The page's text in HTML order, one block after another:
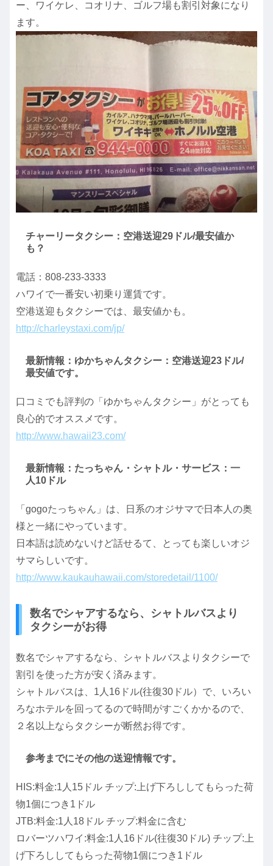
ー、ワイケレ、コオリナ、ゴルフ場も割引対象になり
ます。
チャーリータクシー：空港送迎29ドル/最安値か
も？
電話：808-233-3333
ハワイで一番安い初乗り運賃です。
空港送迎もタクシーでは、最安値かも。
http://charleystaxi.com/jp/
最新情報：ゆかちゃんタクシー：空港送迎23ドル/
最安値です。
口コミでも評判の「ゆかちゃんタクシー」がとっても
良心的でオススメです。
http://www.hawaii23.com/
最新情報：たっちゃん・シャトル・サービス：一
人10ドル
「gogoたっちゃん」は、日系のオジサマで日本人の奥
様と一緒にやっています。
日本語は読めないけど話せるて、とっても楽しいオジ
サマらしいです。
http://www.kaukauhawaii.com/storedetail/1100/
数名でシャアするなら、シャトルバスより
タクシーがお得
数名でシャアするなら、シャトルバスよりタクシーで
割引を使った方が安く済みます。
シャトルバスは、1人16ドル(往復30ドル）で、いろい
ろなホテルを回ってるので時間がすごくかかるので、
２名以上ならタクシーが断然お得です。
参考までにその他の送迎情報です。
HIS:料金:1人15ドル チップ:上げ下ろししてもらった荷
物1個につき1ドル
JTB:料金:1人18ドル チップ:料金に含む
ロバーツハワイ:料金:1人16ドル(往復30ドル) チップ:上
げ下ろししてもらった荷物1個につき1ドル